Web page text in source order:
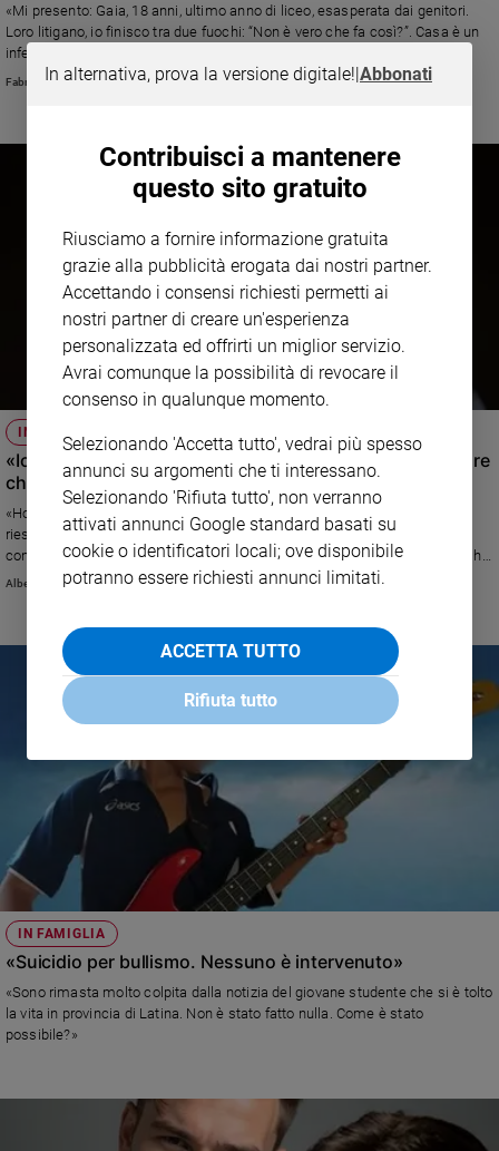
«Mi presento: Gaia, 18 anni, ultimo anno di liceo, esasperata dai genitori.
Loro litigano, io finisco tra due fuochi: “Non è vero che fa così?”. Casa è un
inferno» Leggi la lettera e la risposta di Fabrizio Fantoni psicologo e
psicoterapeuta
Fabrizio Fantoni
IN FAMIGLIA
«Io, mamma, ho commesso con i figli l'errore di mia madre
che avevo giurato di non ripetere»
«Ho urlato le stesse parole di mia madre e con il suo modo violento. Non
riesco a capire come disinnescare questo circuito emotivo: sono
consapevole che ho una ferita dentro, ma mi continuo a dire che adesso ho
la mia famiglia ed è tutto passato. Mi sento destabilizzata.» Leggi la
Alberto Pellai
IN FAMIGLIA
«Suicidio per bullismo. Nessuno è intervenuto»
«Sono rimasta molto colpita dalla notizia del giovane studente che si è tolto
la vita in provincia di Latina. Non è stato fatto nulla. Come è stato
possibile?»
In alternativa, prova la versione digitale!|Abbonati
Contribuisci a mantenere
questo sito gratuito
Riusciamo a fornire informazione gratuita
grazie alla pubblicità erogata dai nostri partner.
Accettando i consensi richiesti permetti ai
nostri partner di creare un'esperienza
personalizzata ed offrirti un miglior servizio.
Avrai comunque la possibilità di revocare il
consenso in qualunque momento.
Selezionando 'Accetta tutto', vedrai più spesso
annunci su argomenti che ti interessano.
Selezionando 'Rifiuta tutto', non verranno
attivati annunci Google standard basati su
cookie o identificatori locali; ove disponibile
potranno essere richiesti annunci limitati.
ACCETTA TUTTO
Rifiuta tutto